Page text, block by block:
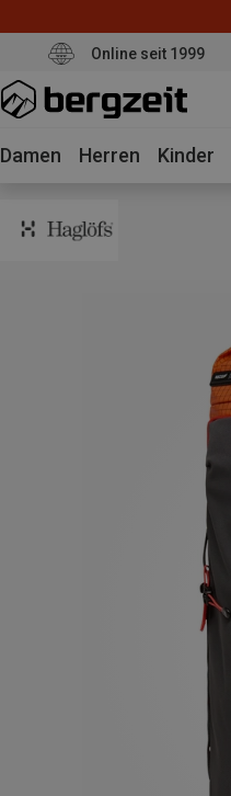
Online seit 1999
Damen Herren Kinder